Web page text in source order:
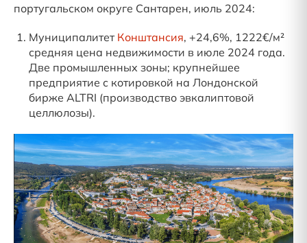
португальском округе Сантарен, июль 2024:
Муниципалитет Конштансия, +24,6%, 1222€/м²
средняя цена недвижимости в июле 2024 года.
Две промышленных зоны; крупнейшее
предприятие с котировкой на Лондонской
бирже ALTRI (производство эвкалиптовой
целлюлозы).